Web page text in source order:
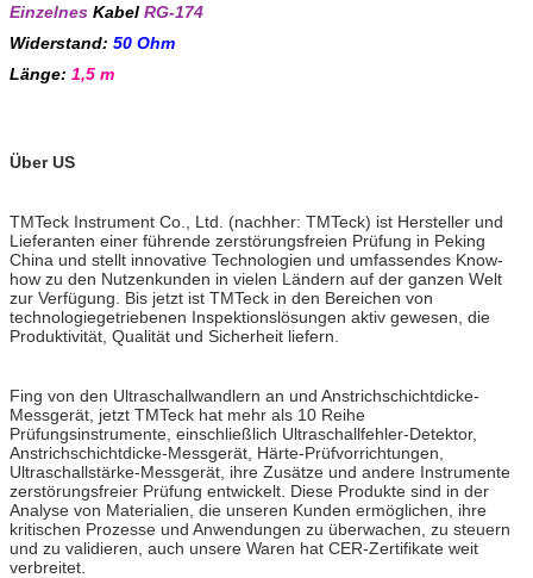
Einzelnes Kabel RG-174
Widerstand: 50 Ohm
Länge: 1,5 m
Über US
TMTeck Instrument Co., Ltd. (nachher: TMTeck) ist Hersteller und
Lieferanten einer führende zerstörungsfreien Prüfung in Peking
China und stellt innovative Technologien und umfassendes Know-
how zu den Nutzenkunden in vielen Ländern auf der ganzen Welt
zur Verfügung. Bis jetzt ist TMTeck in den Bereichen von
technologiegetriebenen Inspektionslösungen aktiv gewesen, die
Produktivität, Qualität und Sicherheit liefern.
Fing von den Ultraschallwandlern an und Anstrichschichtdicke-
Messgerät, jetzt TMTeck hat mehr als 10 Reihe
Prüfungsinstrumente, einschließlich Ultraschallfehler-Detektor,
Anstrichschichtdicke-Messgerät, Härte-Prüfvorrichtungen,
Ultraschallstärke-Messgerät, ihre Zusätze und andere Instrumente
zerstörungsfreier Prüfung entwickelt. Diese Produkte sind in der
Analyse von Materialien, die unseren Kunden ermöglichen, ihre
kritischen Prozesse und Anwendungen zu überwachen, zu steuern
und zu validieren, auch unsere Waren hat CER-Zertifikate weit
verbreitet.